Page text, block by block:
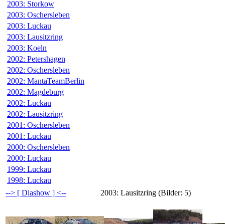
2003: Storkow
2003: Oschersleben
2003: Luckau
2003: Lausitzring
2003: Koeln
2002: Petershagen
2002: Oschersleben
2002: MantaTeamBerlin
2002: Magdeburg
2002: Luckau
2002: Lausitzring
2001: Oschersleben
2001: Luckau
2000: Oschersleben
2000: Luckau
1999: Luckau
1998: Luckau
2003: Lausitzring (Bilder: 5)
--> [ Diashow ] <--